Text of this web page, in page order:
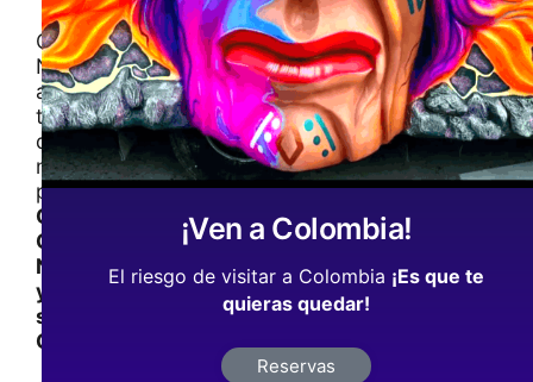
Conoce
Nariño
a
través
de
nuestras
publicaciones
Cultura,
Gastronomia,
Naturaleza
y
su
Gente
¡Ven a Colombia!
El riesgo de visitar a Colombia ¡Es que te
quieras quedar!
Reservas